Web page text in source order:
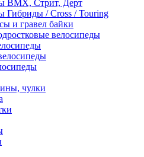
BMX, Стрит, Дерт
Гибриды / Cross / Touring
и гравел байки
велосипеды
чулки